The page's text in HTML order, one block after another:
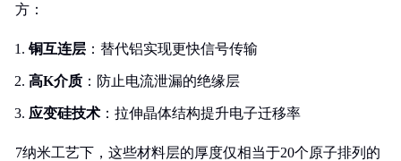
方：
铜互连层 ：替代铝实现更快信号传输
高K介质 ：防止电流泄漏的绝缘层
应变硅技术 ：拉伸晶体结构提升电子迁移率
7纳米工艺下，这些材料层的厚度仅相当于20个原子排列的